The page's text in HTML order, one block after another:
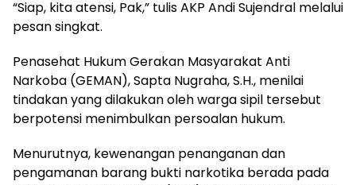
“Siap, kita atensi, Pak,” tulis AKP Andi Sujendral melalui
pesan singkat.
Penasehat Hukum Gerakan Masyarakat Anti
Narkoba (GEMAN), Sapta Nugraha, S.H., menilai
tindakan yang dilakukan oleh warga sipil tersebut
berpotensi menimbulkan persoalan hukum.
Menurutnya, kewenangan penanganan dan
pengamanan barang bukti narkotika berada pada